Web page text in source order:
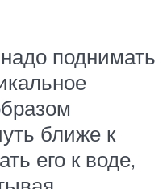
поднимать
ближе к
его к воде,